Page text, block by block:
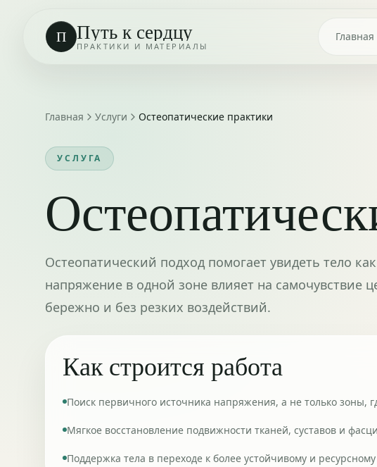
П Путь к сердцу
ПРАКТИКИ И МАТЕРИАЛЫ
Главная
Главная Услуги Остеопатические практики
УСЛУГА
Остеопатический подход помогает увидеть тело
напряжение в одной зоне влияет на самочувствие
бережно и без резких воздействий.
Как строится работа
Поиск первичного источника напряжения, а не только зоны,
Мягкое восстановление подвижности тканей, суставов и
Поддержка тела в переходе к более устойчивому и